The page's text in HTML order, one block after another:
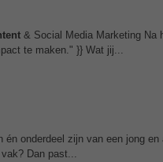
& Social Media Marketing Na
te maken." }} Wat jij...
onderdeel zijn van een jong
Dan past...